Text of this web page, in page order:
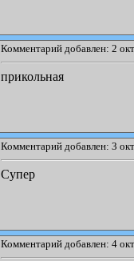
Комментарий добавлен: 2
прикольная
Комментарий добавлен: 3
Супер
Комментарий добавлен: 4